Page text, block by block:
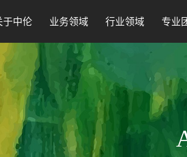
于中伦 业务领域 行业领域 专业